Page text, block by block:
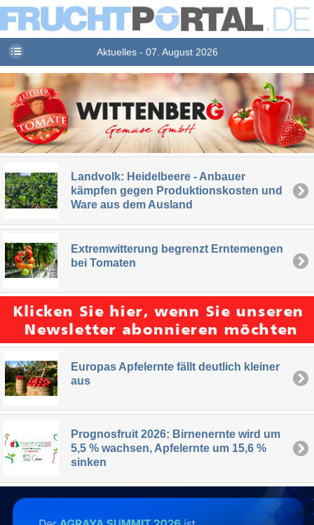
Aktuelles - 07. August 2026
Landvolk: Heidelbeere - Anbauer
kämpfen gegen Produktionskosten und
Ware aus dem Ausland
Extremwitterung begrenzt Erntemengen
bei Tomaten
Europas Apfelernte fällt deutlich kleiner
aus
Prognosfruit 2026: Birnenernte wird um
5,5 % wachsen, Apfelernte um 15,6 %
sinken